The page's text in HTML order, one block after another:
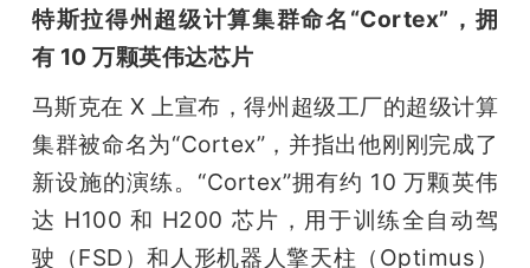
特斯拉得州超级计算集群命名“Cortex”，拥
有 10 万颗英伟达芯片
马斯克在 X 上宣布，得州超级工厂的超级计算
集群被命名为“Cortex”，并指出他刚刚完成了
新设施的演练。“Cortex”拥有约 10 万颗英伟
达 H100 和 H200 芯片，用于训练全自动驾
驶（FSD）和人形机器人擎天柱（Optimus）